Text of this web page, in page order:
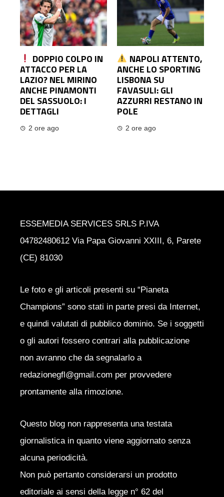
DOPPIO COLPO IN
ATTACCO PER LA
LAZIO? NEL MIRINO
ANCHE PINAMONTI
DEL SASSUOLO: I
DETTAGLI
2 ore ago
NAPOLI ATTENTO,
ANCHE LO SPORTING
LISBONA SU
FAVASULI: GLI
AZZURRI RESTANO IN
POLE
2 ore ago
ESSEMEDIA SERVICES SRLS P.IVA
04782480612 Via Papa Giovanni XXIII, 6, Parete
(CE) 81030
Le foto e gli articoli presenti su “Pianeta
Champions” sono stati in parte presi da Internet,
e quindi valutati di pubblico dominio. Se i soggetti
o gli autori fossero contrari alla pubblicazione
non avranno che da segnalarlo a
redazionegfl@gmail.com per provvedere
prontamente alla rimozione.
Questo blog non rappresenta una testata
giornalistica in quanto viene aggiornato senza
alcuna periodicità.
Non può pertanto considerarsi un prodotto
editoriale ai sensi della legge n° 62 del